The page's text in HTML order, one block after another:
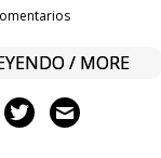
/ MORE